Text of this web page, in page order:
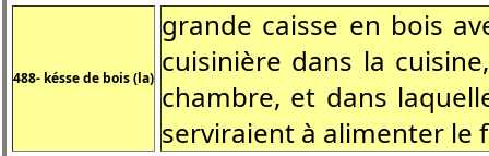
488- késse de bois (la)
grande caisse en bois
cuisinière dans la
chambre, et dans
serviraient à alimenter le